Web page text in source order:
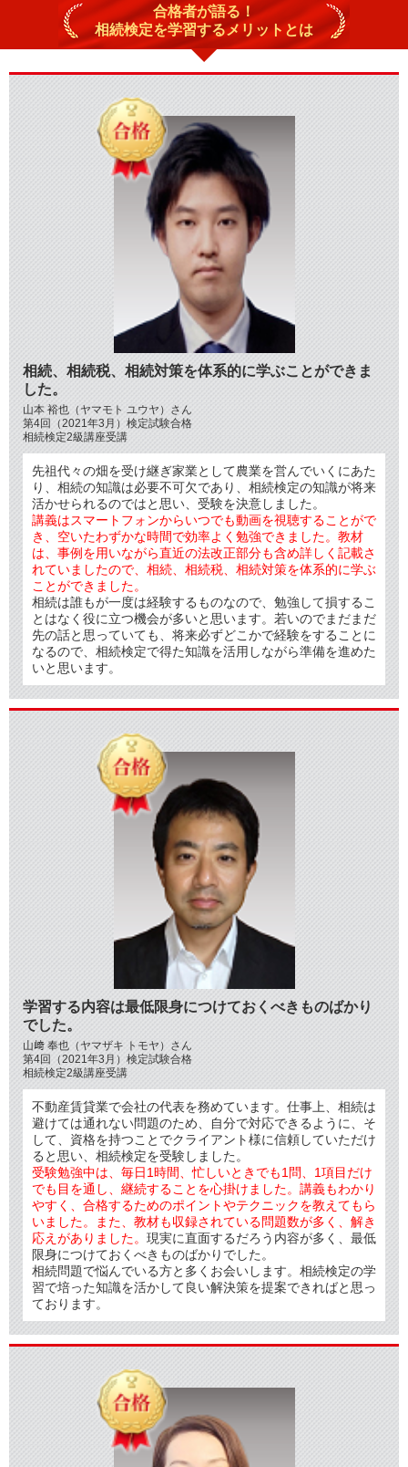
合格者が語る！
相続検定を学習するメリットとは
相続、相続税、相続対策を体系的に学ぶことができま
した。
山本 裕也（ヤマモト ユウヤ）さん
第4回（2021年3月）検定試験合格
相続検定2級講座受講
先祖代々の畑を受け継ぎ家業として農業を営んでいくにあた
り、相続の知識は必要不可欠であり、相続検定の知識が将来
活かせられるのではと思い、受験を決意しました。
講義はスマートフォンからいつでも動画を視聴することがで
き、空いたわずかな時間で効率よく勉強できました。教材
は、事例を用いながら直近の法改正部分も含め詳しく記載さ
れていましたので、相続、相続税、相続対策を体系的に学ぶ
ことができました。
相続は誰もが一度は経験するものなので、勉強して損するこ
とはなく役に立つ機会が多いと思います。若いのでまだまだ
先の話と思っていても、将来必ずどこかで経験をすることに
なるので、相続検定で得た知識を活用しながら準備を進めた
いと思います。
学習する内容は最低限身につけておくべきものばかり
でした。
山﨑 奉也（ヤマザキ トモヤ）さん
第4回（2021年3月）検定試験合格
相続検定2級講座受講
不動産賃貸業で会社の代表を務めています。仕事上、相続は
避けては通れない問題のため、自分で対応できるように、そ
して、資格を持つことでクライアント様に信頼していただけ
ると思い、相続検定を受験しました。
受験勉強中は、毎日1時間、忙しいときでも1問、1項目だけ
でも目を通し、継続することを心掛けました。講義もわかり
やすく、合格するためのポイントやテクニックを教えてもら
いました。また、教材も収録されている問題数が多く、解き
応えがありました。 現実に直面するだろう内容が多く、最低
限身につけておくべきものばかりでした。
相続問題で悩んでいる方と多くお会いします。相続検定の学
習で培った知識を活かして良い解決策を提案できればと思っ
ております。